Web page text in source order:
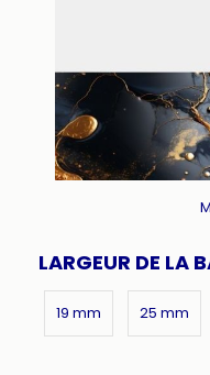
LARGEUR DE LA
19 mm 25 mm